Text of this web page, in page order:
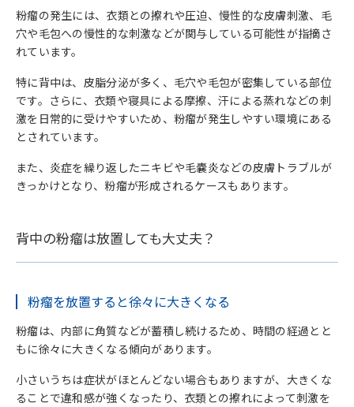
粉瘤の発生には、衣類との擦れや圧迫、慢性的な皮膚刺激、毛
穴や毛包への慢性的な刺激などが関与している可能性が指摘さ
れています。
特に背中は、皮脂分泌が多く、毛穴や毛包が密集している部位
です。さらに、衣類や寝具による摩擦、汗による蒸れなどの刺
激を日常的に受けやすいため、粉瘤が発生しやすい環境にある
とされています。
また、炎症を繰り返したニキビや毛嚢炎などの皮膚トラブルが
きっかけとなり、粉瘤が形成されるケースもあります。
背中の粉瘤は放置しても大丈夫？
粉瘤を放置すると徐々に大きくなる
粉瘤は、内部に角質などが蓄積し続けるため、時間の経過とと
もに徐々に大きくなる傾向があります。
小さいうちは症状がほとんどない場合もありますが、大きくな
ることで違和感が強くなったり、衣類との擦れによって刺激を